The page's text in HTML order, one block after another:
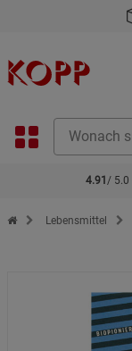
4.91 / 5.0
Zur Startseite des Kopp
Lebensmittel